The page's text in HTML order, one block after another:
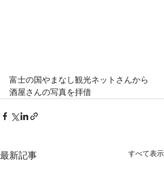
富士の国やまなし観光ネットさんから
酒屋さんの写真を拝借
最新記事 すべて表示